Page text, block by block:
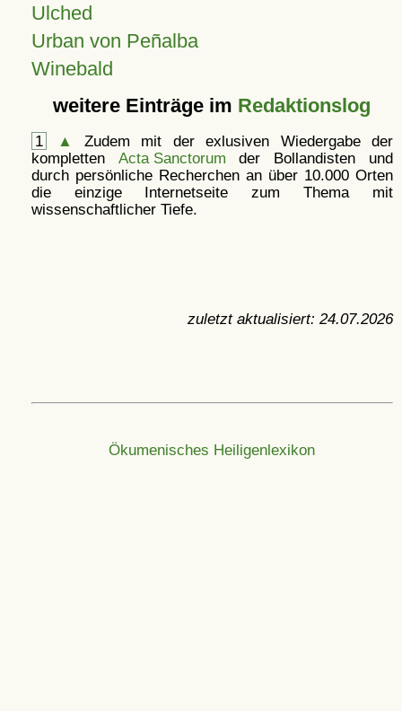
Ulched
Urban von Peñalba
Winebald
weitere Einträge im Redaktionslog
1 ▲
Zudem mit der exlusiven Wiedergabe der
kompletten Acta Sanctorum der Bollandisten und
durch persönliche Recherchen an über 10.000 Orten
die einzige Internetseite zum Thema mit
wissenschaftlicher Tiefe.
zuletzt aktualisiert: 24.07.2026
Ökumenisches Heiligenlexikon